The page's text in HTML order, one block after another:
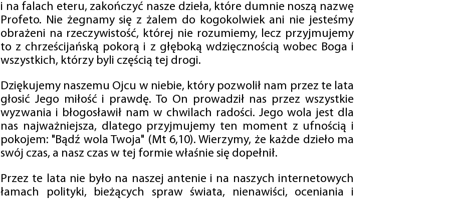
i na falach eteru, zakończyć nasze dzieła, które dumnie noszą nazwę
Profeto. Nie żegnamy się z żalem do kogokolwiek ani nie jesteśmy
obrażeni na rzeczywistość, której nie rozumiemy, lecz przyjmujemy
to z chrześcijańską pokorą i z głęboką wdzięcznością wobec Boga i
wszystkich, którzy byli częścią tej drogi.
Dziękujemy naszemu Ojcu w niebie, który pozwolił nam przez te lata
głosić Jego miłość i prawdę. To On prowadził nas przez wszystkie
wyzwania i błogosławił nam w chwilach radości. Jego wola jest dla
nas najważniejsza, dlatego przyjmujemy ten moment z ufnością i
pokojem: "Bądź wola Twoja" (Mt 6,10). Wierzymy, że każde dzieło ma
swój czas, a nasz czas w tej formie właśnie się dopełnił.
Przez te lata nie było na naszej antenie i na naszych internetowych
łamach polityki, bieżących spraw świata, nienawiści, oceniania i